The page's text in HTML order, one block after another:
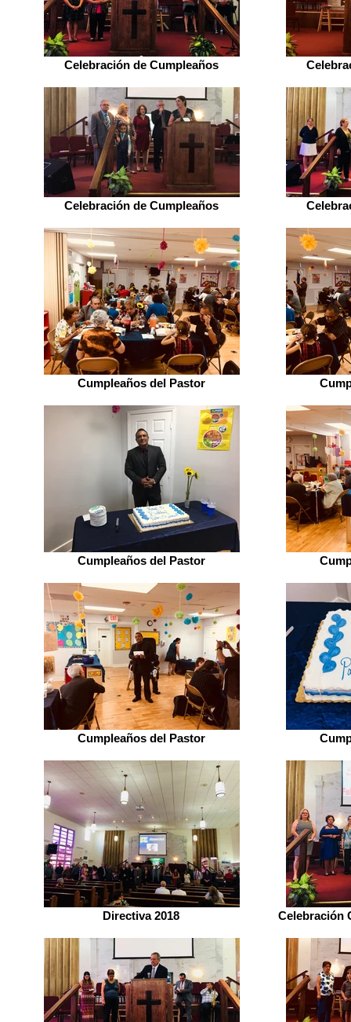
Celebración de Cumpleaños
Celebración de Cumpleaños
Cumpleaños del Pastor
Cumpleaños del Pastor
Cumpleaños del Pastor
Directiva 2018 Celebración